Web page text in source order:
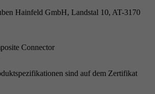
Hainfeld GmbH, Landstal 10, AT-3170
Connector
sind auf dem Zertifikat